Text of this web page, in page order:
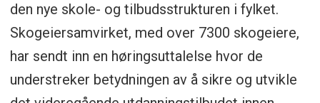
den nye skole- og tilbudsstrukturen i fylket.
Skogeiersamvirket, med over 7300 skogeiere,
har sendt inn en høringsuttalelse hvor de
understreker betydningen av å sikre og utvikle